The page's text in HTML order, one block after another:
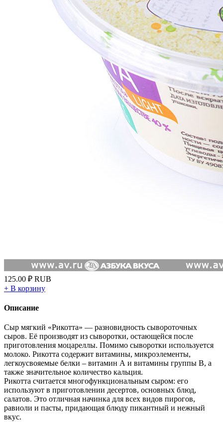
125.00 ₽ RUB
+ В корзину
Описание
Сыр мягкий «Рикотта» — разновидность сывороточных
сыров. Её производят из сыворотки, остающейся после
приготовления моцареллы. Помимо сыворотки используется
молоко. Рикотта содержит витамины, микроэлементы,
легкоусвояемые белки – витамин А и витамины группы В, а
также значительное количество кальция.
Рикотта считается многофункциональным сыром: его
используют в приготовлении десертов, основных блюд,
салатов. Это отличная начинка для всех видов пирогов,
равиоли и пасты, придающая блюду пикантный и нежный
вкус.